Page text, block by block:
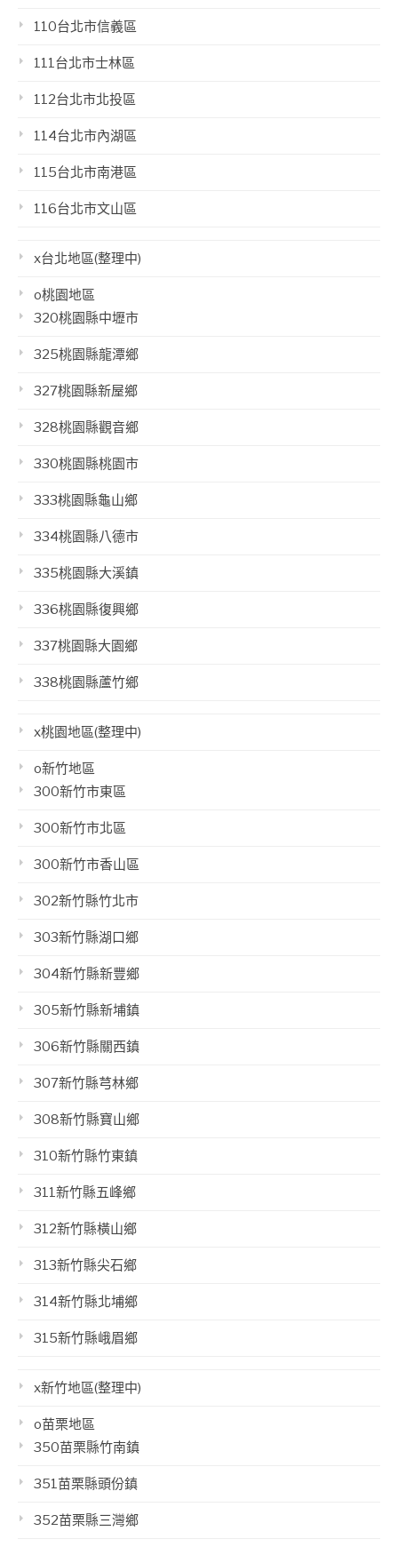
110台北市信義區
111台北市士林區
112台北市北投區
114台北市內湖區
115台北市南港區
116台北市文山區
x台北地區(整理中)
o桃園地區
320桃園縣中壢市
325桃園縣龍潭鄉
327桃園縣新屋鄉
328桃園縣觀音鄉
330桃園縣桃園市
333桃園縣龜山鄉
334桃園縣八德市
335桃園縣大溪鎮
336桃園縣復興鄉
337桃園縣大園鄉
338桃園縣蘆竹鄉
x桃園地區(整理中)
o新竹地區
300新竹市東區
300新竹市北區
300新竹市香山區
302新竹縣竹北市
303新竹縣湖口鄉
304新竹縣新豐鄉
305新竹縣新埔鎮
306新竹縣關西鎮
307新竹縣芎林鄉
308新竹縣寶山鄉
310新竹縣竹東鎮
311新竹縣五峰鄉
312新竹縣橫山鄉
313新竹縣尖石鄉
314新竹縣北埔鄉
315新竹縣峨眉鄉
x新竹地區(整理中)
o苗栗地區
350苗栗縣竹南鎮
351苗栗縣頭份鎮
352苗栗縣三灣鄉